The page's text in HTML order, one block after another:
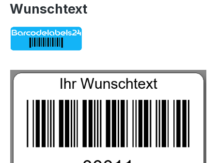
Wunschtext
Bildergalerie überspringen